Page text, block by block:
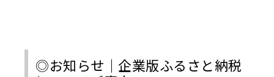
◎お知らせ｜企業版ふるさと納税